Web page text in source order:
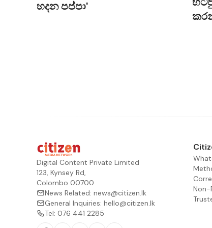
කෙසේ
ඇතැම්
යන්න
අනිල්
හදන පප්පා'
Digital Content Private Limited
123, Kynsey Rd,
Colombo 00700
News Related: news@citizen.lk
General Inquiries: hello@citizen.lk
Tel: 076 441 2285
Non-